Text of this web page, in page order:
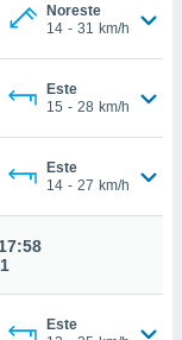
Noreste
14 - 31 km/h
Este
15 - 28 km/h
Este
14 - 27 km/h
17:58
Este